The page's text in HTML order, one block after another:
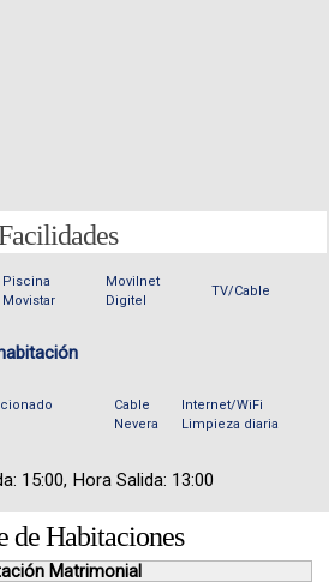
Piscina
Movistar
Movilnet
Digitel
TV/Cable
Cable
Nevera
Internet/WiFi
Limpieza diaria
15:00, Hora Salida: 13:00
de Habitaciones
Matrimonial